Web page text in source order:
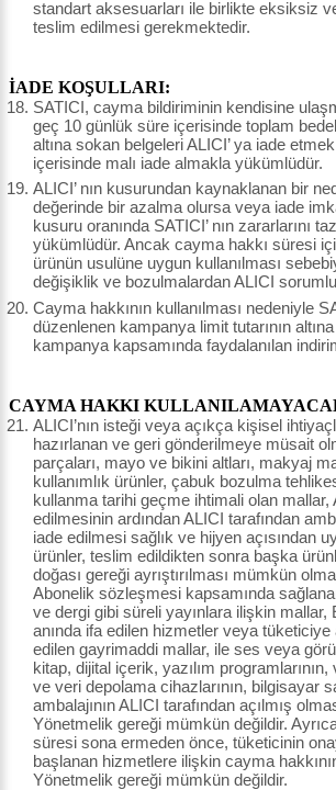
standart aksesuarları ile birlikte eksiksiz
teslim edilmesi gerekmektedir.
İADE KOŞULLARI:
SATICI, cayma bildiriminin kendisine
geç 10 günlük süre içerisinde toplam
altına sokan belgeleri ALICI’ ya iade
içerisinde malı iade almakla yükümlüdür.
ALICI’ nın kusurundan kaynaklanan bir
değerinde bir azalma olursa veya iade
kusuru oranında SATICI’ nın zararlarını
yükümlüdür. Ancak cayma hakkı süresi
ürünün usulüne uygun kullanılması
değişiklik ve bozulmalardan ALICI
Cayma hakkının kullanılması nedeniyle
düzenlenen kampanya limit tutarının
kampanya kapsamında faydalanılan
CAYMA HAKKI
ALICI’nın isteği veya açıkça kişisel
hazırlanan ve geri gönderilmeye müsait
parçaları, mayo ve bikini altları, makyaj
kullanımlık ürünler, çabuk bozulma
kullanma tarihi geçme ihtimali olan mallar,
edilmesinin ardından ALICI tarafından
iade edilmesi sağlık ve hijyen açısından
ürünler, teslim edildikten sonra başka
doğası gereği ayrıştırılması mümkün
Abonelik sözleşmesi kapsamında
ve dergi gibi süreli yayınlara ilişkin mallar,
anında ifa edilen hizmetler veya tüketiciye
edilen gayrimaddi mallar, ile ses veya
kitap, dijital içerik, yazılım
ve veri depolama cihazlarının, bilgisayar
ambalajının ALICI tarafından açılmış
Yönetmelik gereği mümkün değildir.
süresi sona ermeden önce, tüketicinin
başlanan hizmetlere ilişkin cayma
Yönetmelik gereği mümkün değildir.